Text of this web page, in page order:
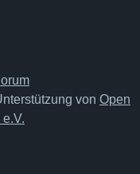
von Open